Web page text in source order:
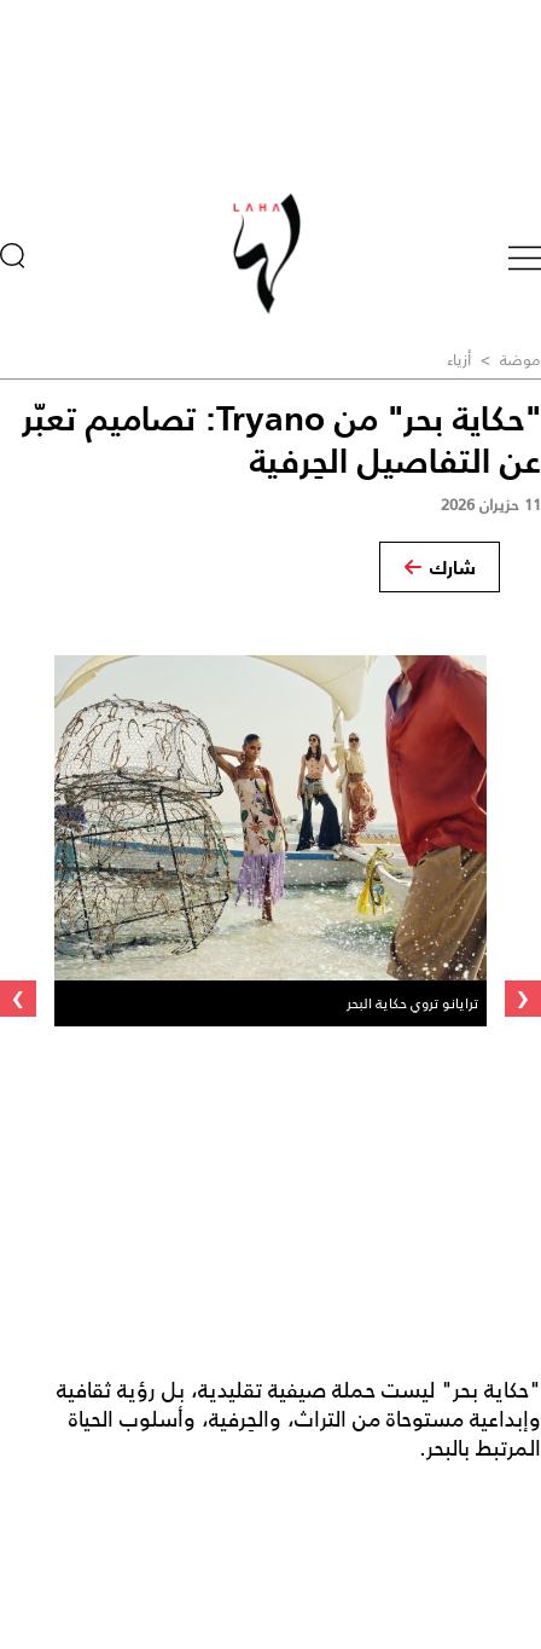
موضة > أزياء
"حكاية بحر" من Tryano: تصاميم تعبّر
عن التفاصيل الحِرفية
11 حزيران 2026
شارك
ترايانو تروي حكاية البحر ‹
›
"حكاية بحر" ليست حملة صيفية تقليدية، بل رؤية ثقافية
وإبداعية مستوحاة من التراث، والحِرفية، وأسلوب الحياة
المرتبط بالبحر.